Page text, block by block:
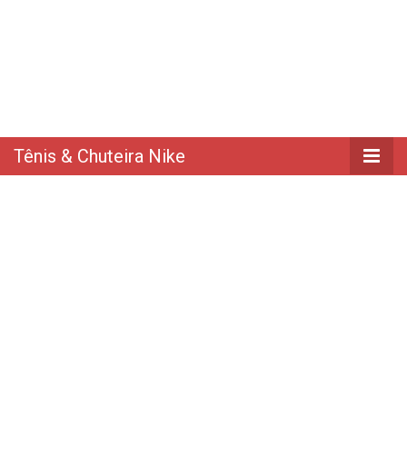
Tênis & Chuteira Nike